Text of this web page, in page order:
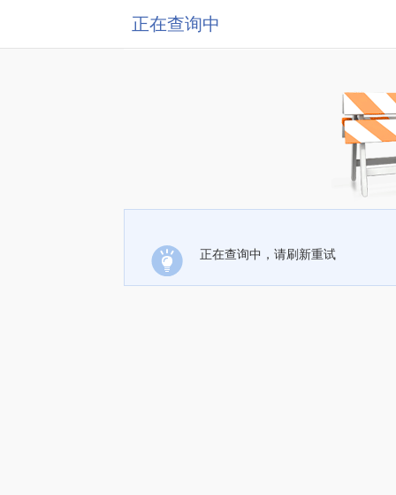
正在查询中
正在查询中，请刷新重试